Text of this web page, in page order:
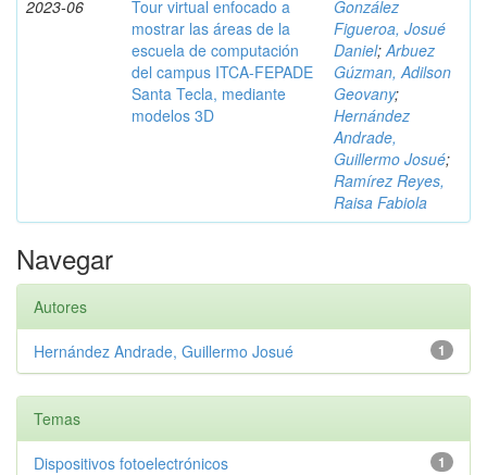
2023-06
Tour virtual enfocado a
mostrar las áreas de la
escuela de computación
del campus ITCA-FEPADE
Santa Tecla, mediante
modelos 3D
González
Figueroa, Josué
Daniel;Arbuez
Gúzman, Adilson
Geovany;
Hernández
Andrade,
Guillermo Josué;
Ramírez Reyes,
Raisa Fabiola
Navegar
Autores
1
Hernández Andrade, Guillermo Josué
Temas
1
Dispositivos fotoelectrónicos